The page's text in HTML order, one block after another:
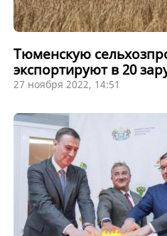
Тюменскую
экспортируют в 20
27 ноября 2022, 14:51